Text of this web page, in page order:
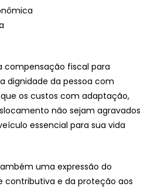
compensação fiscal para
dignidade da pessoa com
os custos com adaptação,
não sejam agravados
essencial para sua vida
uma expressão do
contributiva e da proteção aos